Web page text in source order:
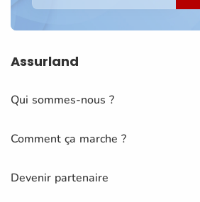
Assurland
Qui sommes-nous ?
Comment ça marche ?
Devenir partenaire